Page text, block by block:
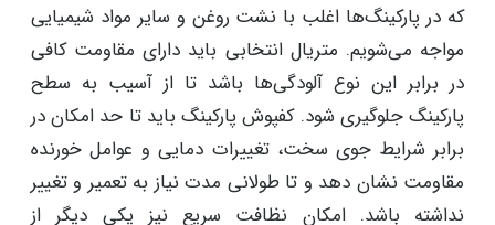
که در پارکینگ‌ها اغلب با نشت روغن و سایر مواد شیمیایی
مواجه می‌شویم. متریال انتخابی باید دارای مقاومت کافی
در برابر این نوع آلودگی‌ها باشد تا از آسیب به سطح
پارکینگ جلوگیری شود. کفپوش پارکینگ باید تا حد امکان در
برابر شرایط جوی سخت، تغییرات دمایی و عوامل خورنده
مقاومت نشان دهد و تا طولانی مدت نیاز به تعمیر و تغییر
نداشته باشد. امکان نظافت سریع نیز یکی دیگر از